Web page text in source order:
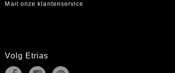
Mail onze klantenservice
Volg Etrias